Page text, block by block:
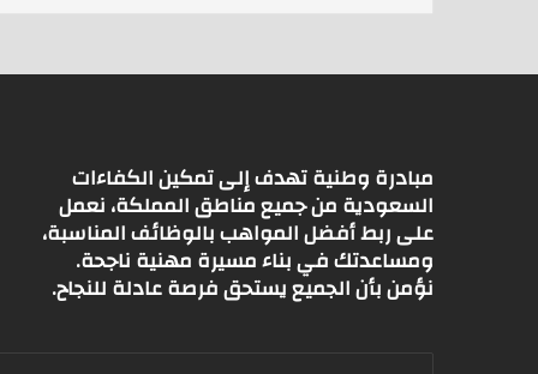
مبادرة وطنية تهدف إلى تمكين الكفاءات
السعودية من جميع مناطق المملكة، نعمل
على ربط أفضل المواهب بالوظائف المناسبة،
ومساعدتك في بناء مسيرة مهنية ناجحة.
نؤمن بأن الجميع يستحق فرصة عادلة للنجاح.